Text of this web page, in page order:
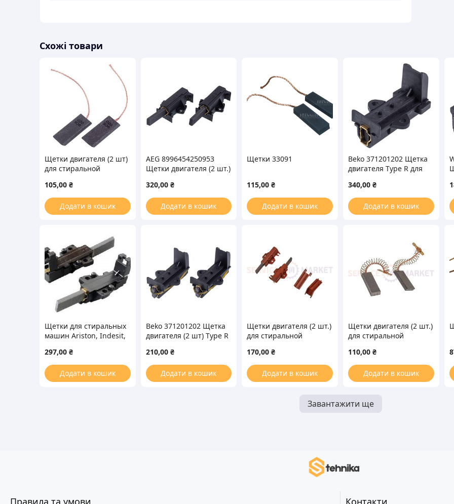
Схожі товари
Щетки двигателя (2 шт)
для стиральной
(без корпуса)
105,00 ₴
Додати в кошик
AEG 8996454250953
Щетки двигателя (2 шт.)
машины
320,00 ₴
Додати в кошик
Щетки 33091
115,00₴
Додати в кошик
Beko 371201202 Щетка
двигателя Type R для
340,00 ₴
Додати в кошик
Щетки для стиральных
машин Ariston, Indesit,
297,00 ₴
Додати в кошик
Beko 371201202 Щетка
двигателя (2 шт) Type R
машины
210,00 ₴
Додати в кошик
Щетки двигателя (2 шт.)
для стиральной
12.5x5x32 Type L Ariston
170,00₴
Додати в кошик
Щетки двигателя (2 шт.)
для стиральной
корпуса) 12.5×6.3×35
AEG
110,00 ₴
Додати в кошик
Завантажити ще
Правила та умови Контакти